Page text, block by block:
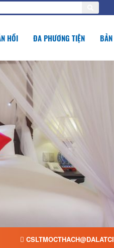
HỒI ĐA PHƯƠNG TIỆN